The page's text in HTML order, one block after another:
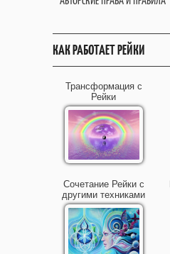
КАК РАБОТАЕТ РЕЙКИ
Трансформация с
Рейки
Сочетание Рейки с
другими техниками